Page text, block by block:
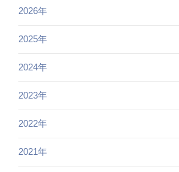
2026年
2025年
2024年
2023年
2022年
2021年